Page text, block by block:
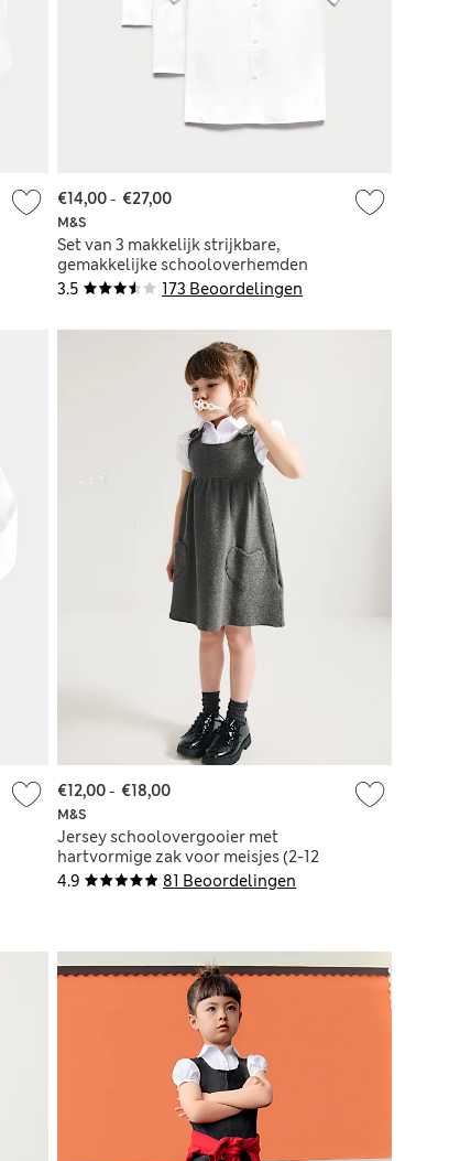
3.5 173 Beoordelingen
M&S
Set van 3 makkelijk strijkbare,
gemakkelijke schooloverhemden
voor jongens (3-18 jaar)
€14,00- €27,00
4.9 81 Beoordelingen
M&S
Jersey schoolovergooier met
hartvormige zak voor meisjes (2-12
jaar)
€12,00- €18,00